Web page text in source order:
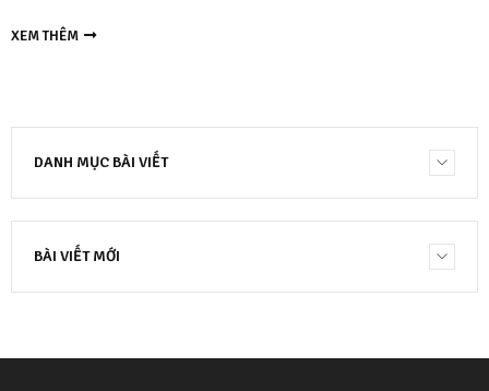
XEM THÊM
DANH MỤC BÀI VIẾT
BÀI VIẾT MỚI